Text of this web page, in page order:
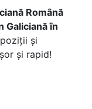
Română
Galiciană în
și
și rapid!